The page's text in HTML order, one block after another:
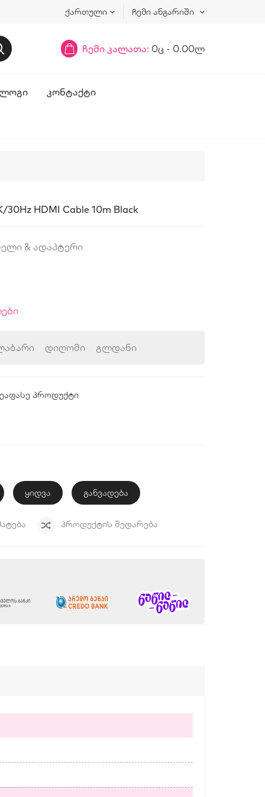
ქართული ჩემი ანგარიში
ჩემი კალათა: 0ც - 0.00ლ
ᲙᲝᲜᲢᲐᲥᲢᲘ
30Hz HDMI Cable 10m Black
& ადაპტერი
დიღომი გლდანი
პროდუქტი
ყიდვა განვადება
ᲞᲠᲝᲓᲣᲥᲢᲘᲡ ᲨᲔᲓᲐᲠᲔᲑᲐ